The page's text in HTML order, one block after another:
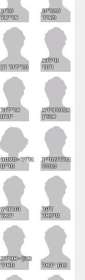
שטרית
מאיר
שרון
אריאל
מילוא
רוני מרידור דן
אבוחצירא
אהרן
ארידור
יורם
גולדשטיין
פנחס
גלזר-תעסה
מרים
דקל
מיכאל
הורביץ
יגאל
כהן יגאל
כהן-אבידב
מאיר